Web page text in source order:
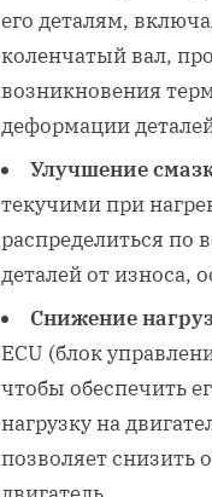
его деталям,
коленчатый вал,
возникновения
деформации
Улучшение
текучими при
распределиться по
деталей от износа,
Снижение
ECU (блок
чтобы обеспечить
нагрузку на
позволяет снизить